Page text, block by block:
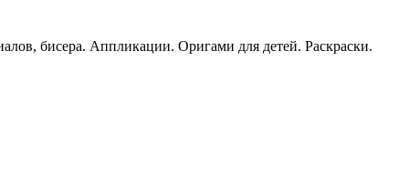
бисера. Аппликации. Оригами для детей. Раскраски.